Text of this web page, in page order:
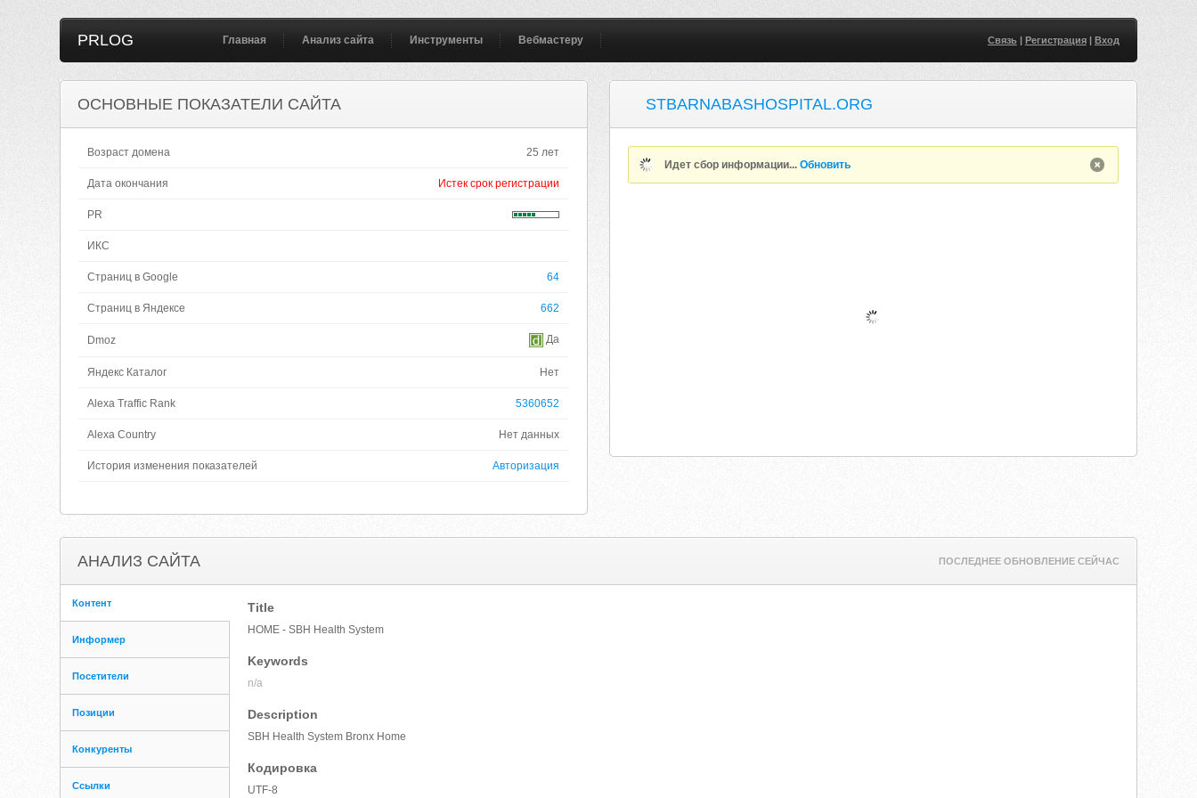
PRLOG Главная Анализ сайта Инструменты Вебмастеру Связь| Регистрация| Вход
ОСНОВНЫЕ ПОКАЗАТЕЛИ САЙТА
Возраст домена 25 лет
Дата окончания Истек срок регистрации
PR
ИКС
Страниц в Google 64
Страниц в Яндексе 662
Dmoz Да
Яндекс Каталог Нет
Alexa Traffic Rank 5360652
Alexa Country Нет данных
История изменения показателей Авторизация
STBARNABASHOSPITAL.ORG
Идет сбор информации...Обновить
АНАЛИЗ САЙТА ПОСЛЕДНЕЕ ОБНОВЛЕНИЕ СЕЙЧАС
Контент
Информер
Посетители
Позиции
Конкуренты
Ссылки
Title
HOME - SBH Health System
Keywords
n/a
Description
SBH Health System Bronx Home
Кодировка
UTF-8